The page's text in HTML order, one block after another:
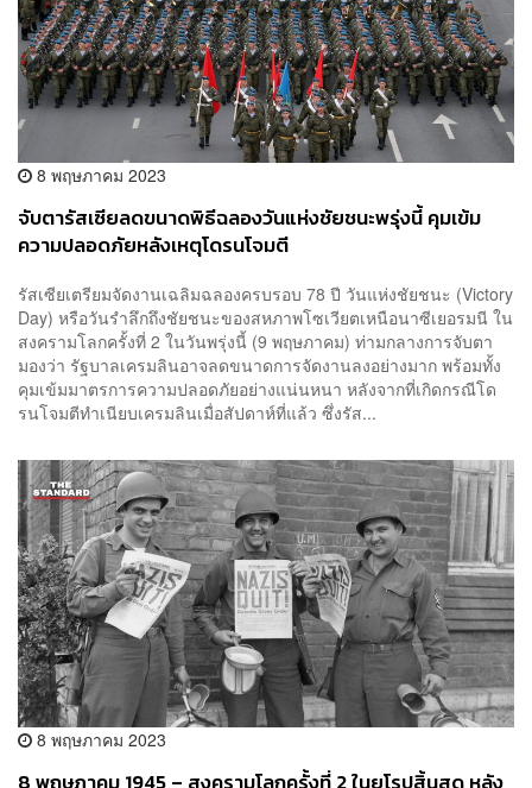
8 พฤษภาคม 2023
จับตารัสเซียลดขนาดพิธีฉลองวันแห่งชัยชนะพรุ่งนี้ คุมเข้ม
ความปลอดภัยหลังเหตุโดรนโจมตี
รัสเซียเตรียมจัดงานเฉลิมฉลองครบรอบ 78 ปี วันแห่งชัยชนะ (Victory
Day) หรือวันรำลึกถึงชัยชนะของสหภาพโซเวียตเหนือนาซีเยอรมนี ใน
สงครามโลกครั้งที่ 2 ในวันพรุ่งนี้ (9 พฤษภาคม) ท่ามกลางการจับตา
มองว่า รัฐบาลเครมลินอาจลดขนาดการจัดงานลงอย่างมาก พร้อมทั้ง
คุมเข้มมาตรการความปลอดภัยอย่างแน่นหนา หลังจากที่เกิดกรณีโด
รนโจมตีทำเนียบเครมลินเมื่อสัปดาห์ที่แล้ว ซึ่งรัส...
8 พฤษภาคม 2023